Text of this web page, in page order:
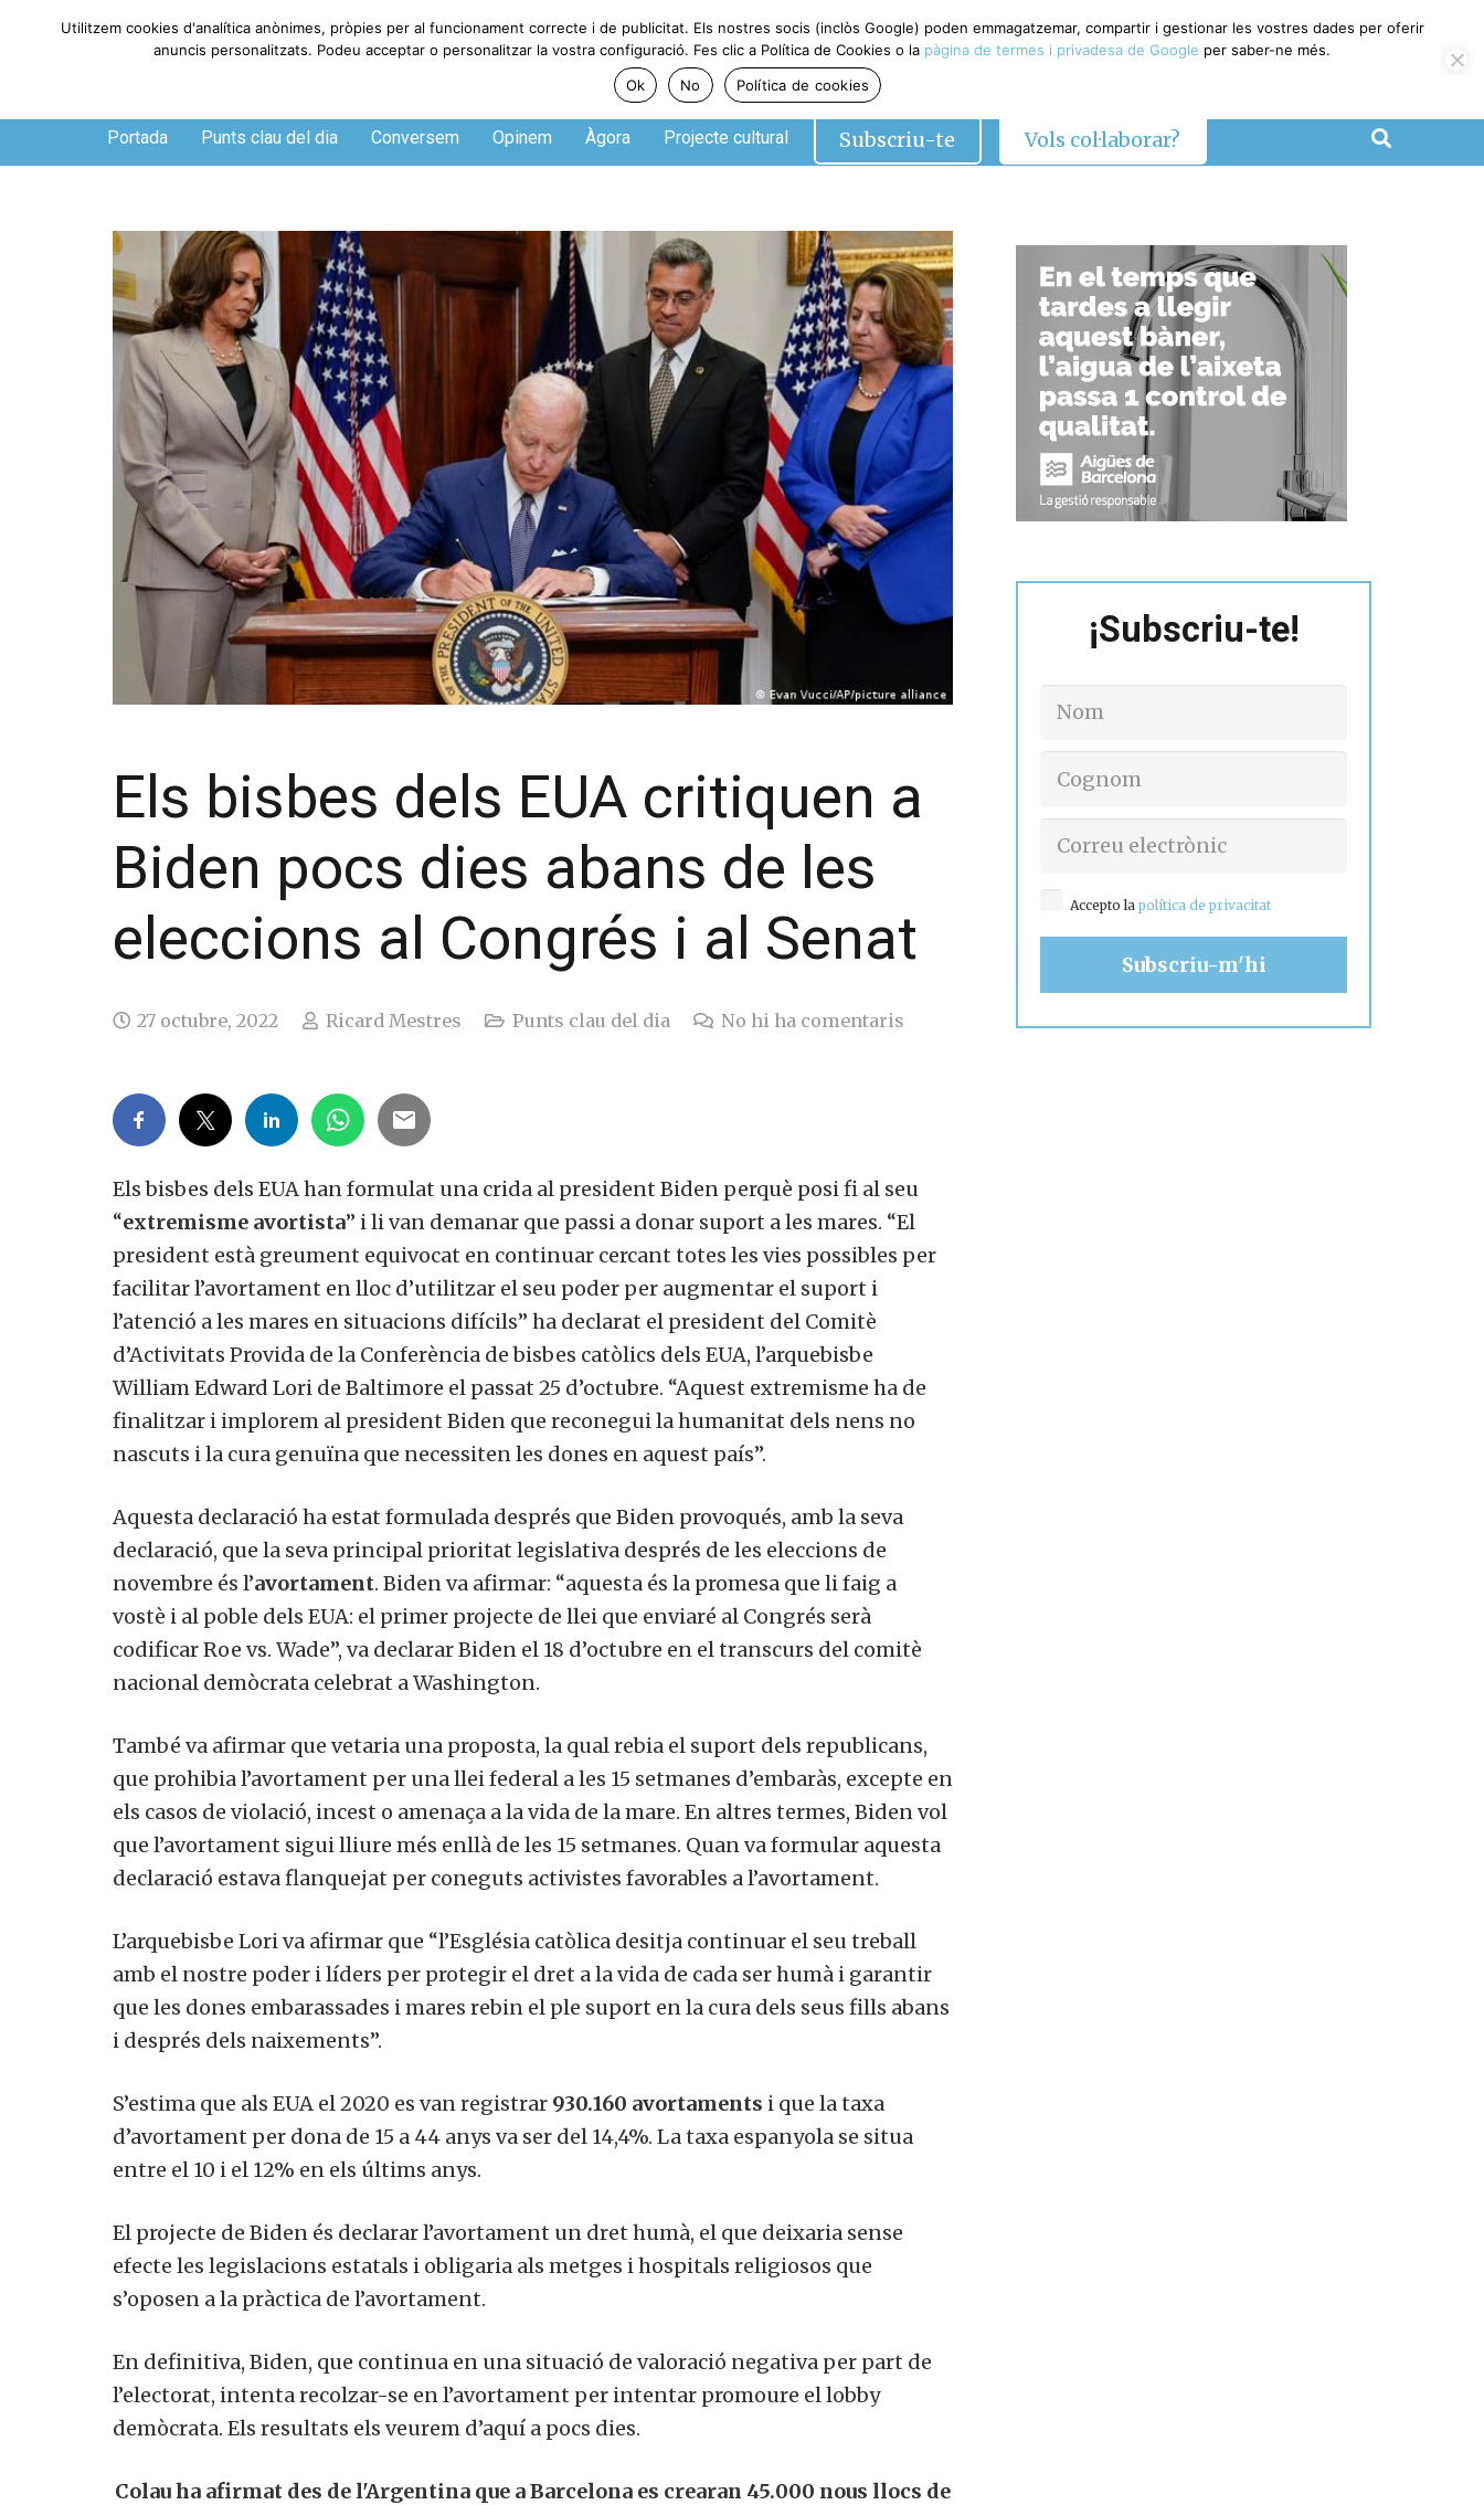
Dijous, 6 de agosto de 2026
Portada Punts clau del dia Conversem Opinem Àgora Projecte cultural Subscriu-te Vols col·laborar?
Els bisbes dels EUA critiquen a
Biden pocs dies abans de les
eleccions al Congrés i al Senat
27 octubre, 2022 Ricard Mestres Punts clau del dia No hi ha comentaris
Els bisbes dels EUA han formulat una crida al president Biden perquè posi fi al seu
“extremisme avortista” i li van demanar que passi a donar suport a les mares. “El
president està greument equivocat en continuar cercant totes les vies possibles per
facilitar l’avortament en lloc d’utilitzar el seu poder per augmentar el suport i
l’atenció a les mares en situacions difícils” ha declarat el president del Comitè
d’Activitats Provida de la Conferència de bisbes catòlics dels EUA, l’arquebisbe
William Edward Lori de Baltimore el passat 25 d’octubre. “Aquest extremisme ha de
finalitzar i implorem al president Biden que reconegui la humanitat dels nens no
nascuts i la cura genuïna que necessiten les dones en aquest país”.
Aquesta declaració ha estat formulada després que Biden provoqués, amb la seva
declaració, que la seva principal prioritat legislativa després de les eleccions de
novembre és l’avortament. Biden va afirmar: “aquesta és la promesa que li faig a
vostè i al poble dels EUA: el primer projecte de llei que enviaré al Congrés serà
codificar Roe vs. Wade”, va declarar Biden el 18 d’octubre en el transcurs del comitè
nacional demòcrata celebrat a Washington.
També va afirmar que vetaria una proposta, la qual rebia el suport dels republicans,
que prohibia l’avortament per una llei federal a les 15 setmanes d’embaràs, excepte en
els casos de violació, incest o amenaça a la vida de la mare. En altres termes, Biden vol
que l’avortament sigui lliure més enllà de les 15 setmanes. Quan va formular aquesta
declaració estava flanquejat per coneguts activistes favorables a l’avortament.
L’arquebisbe Lori va afirmar que “l’Església catòlica desitja continuar el seu treball
amb el nostre poder i líders per protegir el dret a la vida de cada ser humà i garantir
que les dones embarassades i mares rebin el ple suport en la cura dels seus fills abans
i després dels naixements”.
S’estima que als EUA el 2020 es van registrar 930.160 avortaments i que la taxa
d’avortament per dona de 15 a 44 anys va ser del 14,4%. La taxa espanyola se situa
entre el 10 i el 12% en els últims anys.
El projecte de Biden és declarar l’avortament un dret humà, el que deixaria sense
efecte les legislacions estatals i obligaria als metges i hospitals religiosos que
s’oposen a la pràctica de l’avortament.
En definitiva, Biden, que continua en una situació de valoració negativa per part de
l’electorat, intenta recolzar-se en l’avortament per intentar promoure el lobby
demòcrata. Els resultats els veurem d’aquí a pocs dies.
Colau ha afirmat des de l'Argentina que a Barcelona es crearan 45.000 nous llocs de
¡Subscriu-te!
Accepto lapolítica de privacitat
Utilitzem cookies d'analítica anònimes, pròpies per al funcionament correcte i de publicitat. Els nostres socis (inclòs Google) poden emmagatzemar, compartir i gestionar les vostres dades per oferir
anuncis personalitzats. Podeu acceptar o personalitzar la vostra configuració. Fes clic a Política de Cookies o la pàgina de termes i privadesa de Google per saber-ne més.
Ok
No Política de cookies